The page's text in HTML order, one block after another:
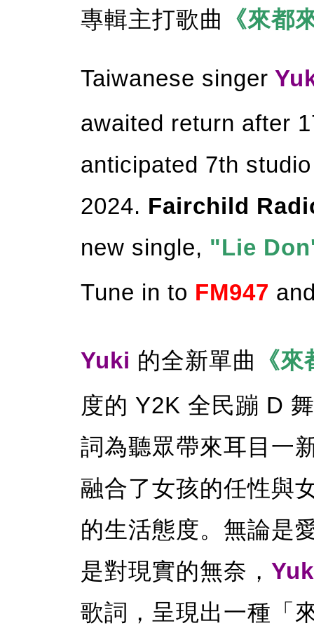
專輯主打歌曲
《來都
Taiwanese singer
awaited return after
anticipated 7th
2024. Fairchild
new single, "Lie
Tune in to FM947
Yuki 的全新單曲
《
度的 Y2K 全民蹦 D
詞為聽眾帶來耳目一
融合了女孩的任性與
的生活態度。無論是
是對現實的無奈，
歌詞，呈現出一種「